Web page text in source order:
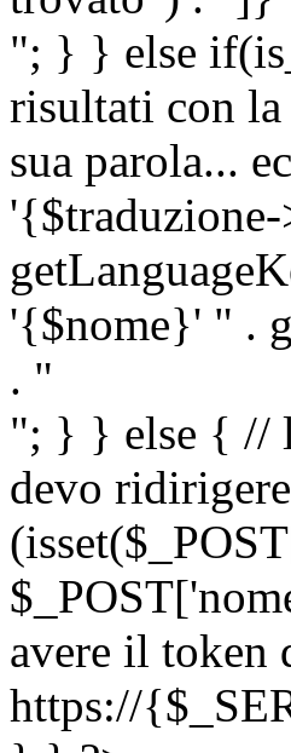
"; } } else
risultati con
sua parola...
'{$nome}' " .
. "
"; } } else { //
devo
avere il token
https://